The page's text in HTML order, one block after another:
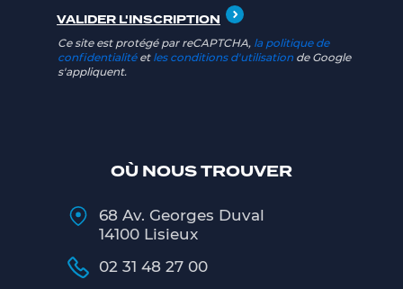
OÙ NOUS TROUVER
68 Av. Georges Duval
14100 Lisieux
02 31 48 27 00
Ce site est protégé par reCAPTCHA, la politique de
confidentialitéet les conditions d'utilisation de Google
s'appliquent.